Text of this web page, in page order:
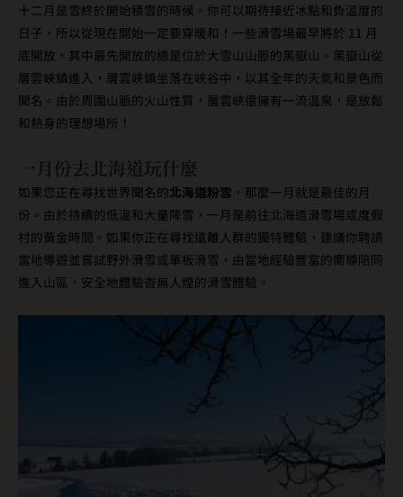
十二月是雪終於開始積雪的時候。你可以期待接近冰點和負溫度的
日子，所以從現在開始一定要穿暖和！一些滑雪場最早將於 11 月
底開放，其中最先開放的總是位於大雪山山脈的黑嶽山。黑嶽山從
層雲峽鎮進入，層雲峽鎮坐落在峽谷中，以其全年的天氣和景色而
聞名。由於周圍山脈的火山性質，層雲峽還擁有一流溫泉，是放鬆
和熱身的理想場所！
一月份去北海道玩什麼
如果您正在尋找世界聞名的北海道粉雪 ，那麼一月就是最佳的月
份。由於持續的低溫和大量降雪，一月是前往北海道滑雪場或度假
村的黃金時間。如果你正在尋找遠離人群的獨特體驗，建議你聘請
當地導遊並嘗試野外滑雪或單板滑雪，由當地經驗豐富的嚮導陪同
進入山區，安全地體驗杳無人煙的滑雪體驗。